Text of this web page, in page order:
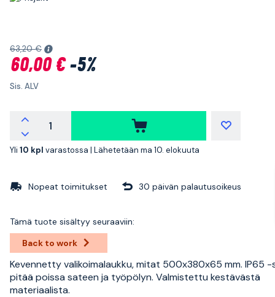
63,20 €
60,00 €-5%
Sis. ALV
Yli 10 kpl varastossa | Lähetetään ma 10. elokuuta
Nopeat toimitukset 30 päivän palautusoikeus
Tämä tuote sisältyy seuraaviin:
Back to work
Kevennetty valikoimalaukku, mitat 500x380x65 mm. IP65
pitää poissa sateen ja työpölyn. Valmistettu kestävästä
materiaalista.